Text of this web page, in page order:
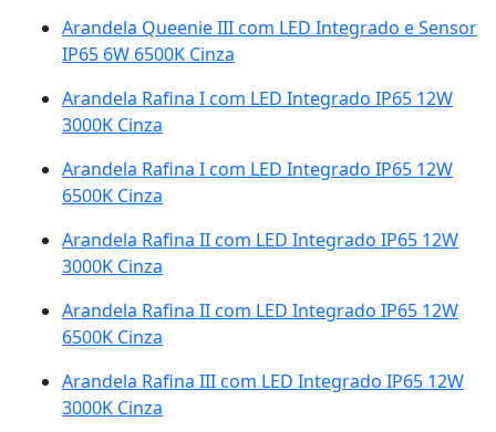
Arandela Queenie III com LED Integrado e Sensor
IP65 6W 6500K Cinza
Arandela Rafina I com LED Integrado IP65 12W
3000K Cinza
Arandela Rafina I com LED Integrado IP65 12W
6500K Cinza
Arandela Rafina II com LED Integrado IP65 12W
3000K Cinza
Arandela Rafina II com LED Integrado IP65 12W
6500K Cinza
Arandela Rafina III com LED Integrado IP65 12W
3000K Cinza